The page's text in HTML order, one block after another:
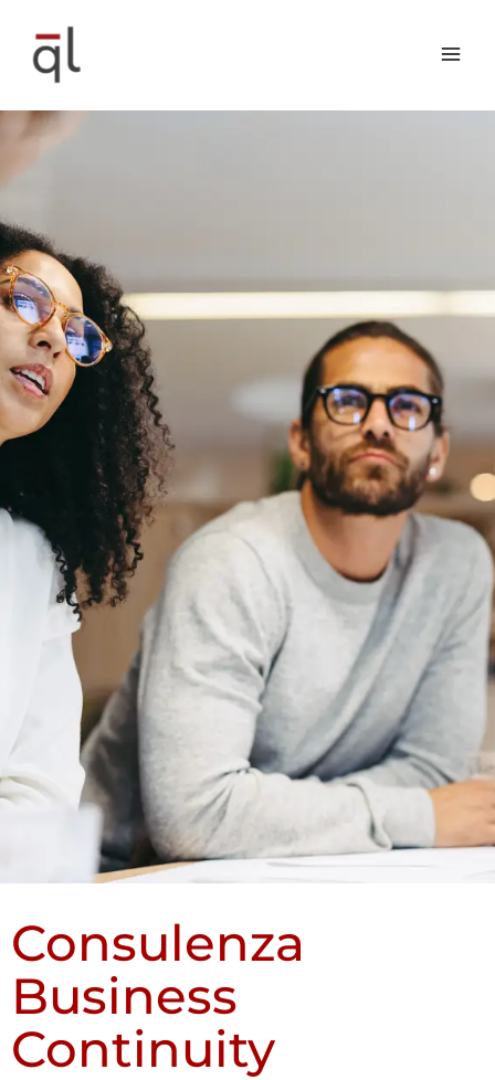
contenuto
Consulenza
Business
Continuity